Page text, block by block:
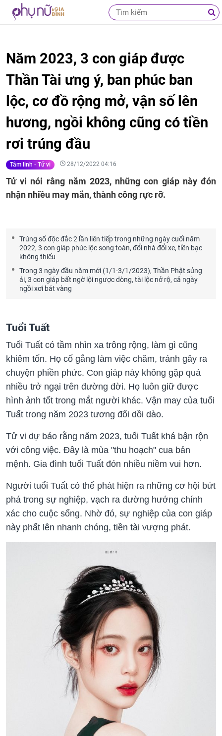
Năm 2023, 3 con giáp được
Thần Tài ưng ý, ban phúc ban
lộc, cơ đồ rộng mở, vận số lên
hương, ngồi không cũng có tiền
rơi trúng đầu
Tâm linh - Tử vi 28/12/2022 04:16
Tử vi nói rằng năm 2023, những con giáp này đón
nhận nhiều may mắn, thành công rực rỡ.
Trúng số độc đắc 2 lần liên tiếp trong những ngày cuối năm
2022, 3 con giáp phúc lộc song toàn, đổi nhà đổi xe, tiền bạc
không thiếu
Trong 3 ngày đầu năm mới (1/1-3/1/2023), Thần Phật sủng
ái, 3 con giáp bất ngờ lội ngược dòng, tài lộc nở rộ, cả ngày
ngồi xơi bát vàng
Tuổi Tuất
Tuổi Tuất có tầm nhìn xa trông rộng, làm gì cũng
khiêm tốn. Họ cố gắng làm việc chăm, tránh gây ra
chuyện phiền phức. Con giáp này không gặp quá
nhiều trở ngại trên đường đời. Họ luôn giữ được
hình ảnh tốt trong mắt người khác. Vận may của tuổi
Tuất trong năm 2023 tương đối dồi dào.
Tử vi dự báo rằng năm 2023, tuổi Tuất khá bận rộn
với công việc. Đây là mùa "thu hoạch" cua bản
mệnh. Gia đình tuổi Tuất đón nhiều niềm vui hơn.
Người tuổi Tuất có thể phát hiện ra những cơ hội bứt
phá trong sự nghiệp, vạch ra đường hướng chính
xác cho cuộc sống. Nhờ đó, sự nghiệp của con giáp
này phất lên nhanh chóng, tiền tài vượng phát.